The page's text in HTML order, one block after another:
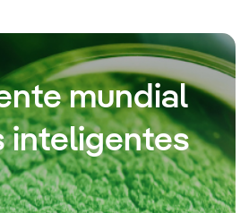
mundial
inteligentes